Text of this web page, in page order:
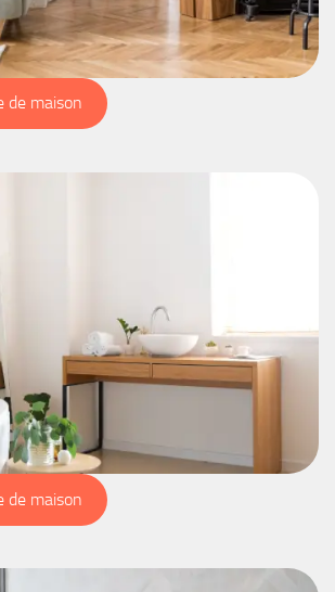
de maison
de maison